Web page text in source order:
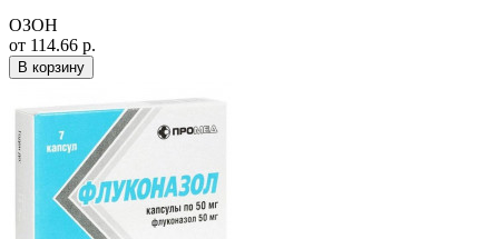
ОЗОН
от 114.66 р.
В корзину